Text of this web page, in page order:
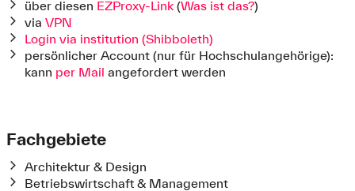
über diesen EZProxy-Link(Was ist das?)
via VPN
Login via institution (Shibboleth)
persönlicher Account (nur für Hochschulangehörige):
kann per Mail angefordert werden
Fachgebiete
Architektur & Design
Betriebswirtschaft & Management